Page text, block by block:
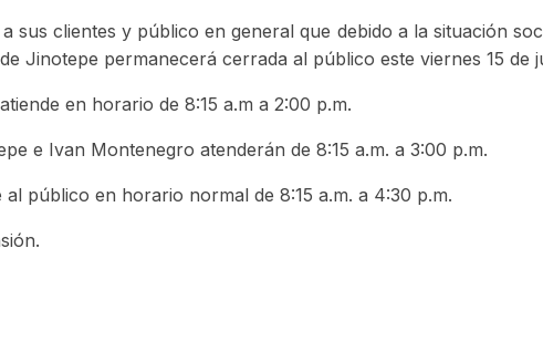
sus clientes y público en general que debido a la situación
Jinotepe permanecerá cerrada al público este viernes 15 de
en horario de 8:15 a.m a 2:00 p.m.
e Ivan Montenegro atenderán de 8:15 a.m. a 3:00 p.m.
al público en horario normal de 8:15 a.m. a 4:30 p.m.